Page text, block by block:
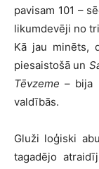
pavisam 101 –
likumdevēji no
Kā jau minēts,
piesaistošā un
Tēvzeme – bija
valdībās.
Gluži loģiski
tagadējo